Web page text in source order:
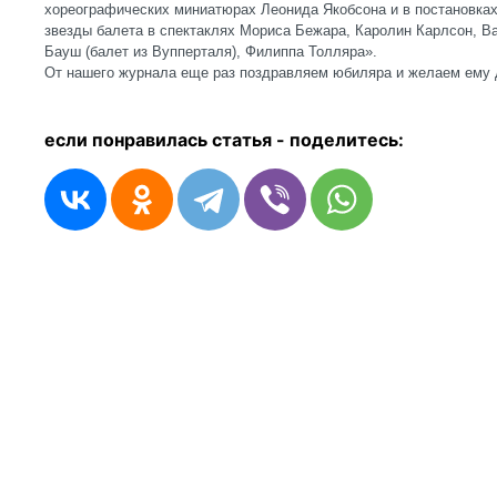
хореографических миниатюрах Леонида Якобсона и в
звезды балета в спектаклях Мориса Бежара, Каролин Карлсон,
Бауш (балет из Вупперталя), Филиппа Толляра».
От нашего журнала еще раз поздравляем юбиляра и желаем ему
если понравилась статья - поделитесь: